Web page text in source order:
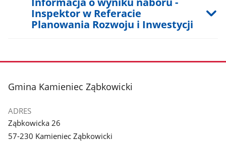
Inspektor w Referacie
Planowania Rozwoju i Inwestycji
stopka
Gmina Kamieniec Ząbkowicki
ADRES
Ząbkowicka 26
57-230 Kamieniec Ząbkowicki